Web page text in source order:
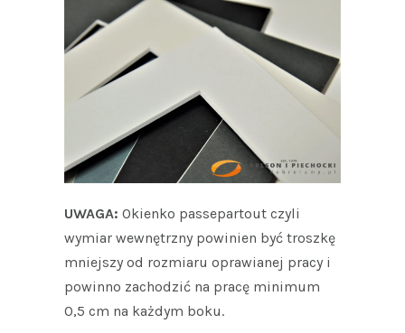
UWAGA: Okienko passepartout czyli
wymiar wewnętrzny powinien być troszkę
mniejszy od rozmiaru oprawianej pracy i
powinno zachodzić na pracę minimum
0,5 cm na każdym boku.